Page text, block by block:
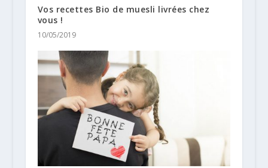
Vos recettes Bio de muesli livrées chez
vous !
10/05/2019